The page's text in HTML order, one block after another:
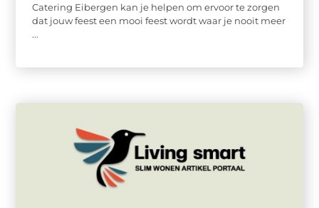
Catering Eibergen kan je helpen om ervoor te zorgen
dat jouw feest een mooi feest wordt waar je nooit meer
...